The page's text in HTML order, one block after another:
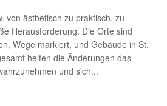
von ästhetisch zu praktisch, zu
Herausforderung. Die Orte sind
Wege markiert, und Gebäude in St.
helfen die Änderungen das
und sich...